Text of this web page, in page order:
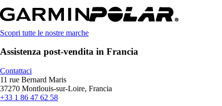
Scopri tutte le nostre marche
Assistenza post-vendita in Francia
Contattaci
11 rue Bernard Maris
37270 Montlouis-sur-Loire, Francia
+33 1 86 47 62 58